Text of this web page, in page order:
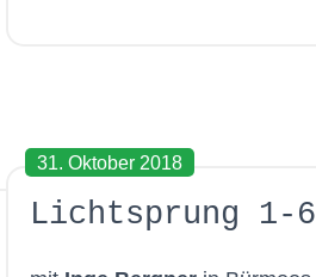
31. Oktober 2018
Lichtsprung 1-6